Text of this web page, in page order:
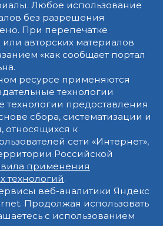
Любое использование
без разрешения
При перепечатке
авторских материалов
«как сообщает портал
ресурсе применяются
технологии
предоставления
сбора, систематизации и
относящихся к
сети «Интернет»,
Российской
применения
технологий.
веб-аналитики Яндекс
Продолжая использовать
с использованием